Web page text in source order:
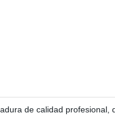
de calidad